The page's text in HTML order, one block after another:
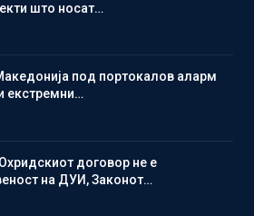
што носат…
под портокалов аларм
екстремни…
договор не е
на ДУИ, Законот…